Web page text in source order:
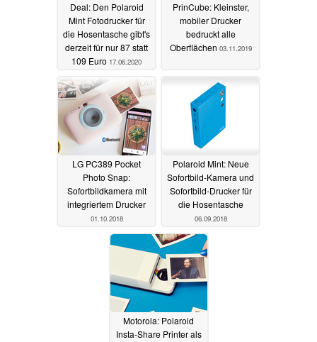
Deal: Den Polaroid
Mint Fotodrucker für
die Hosentasche gibt's
derzeit für nur 87 statt
109 Euro 17.06.2020
PrinCube: Kleinster,
mobiler Drucker
bedruckt alle
Oberflächen 03.11.2019
LG PC389 Pocket
Photo Snap:
Sofortbildkamera mit
integriertem Drucker
01.10.2018
Polaroid Mint: Neue
Sofortbild-Kamera und
Sofortbild-Drucker für
die Hosentasche
06.09.2018
Motorola: Polaroid
Insta-Share Printer als